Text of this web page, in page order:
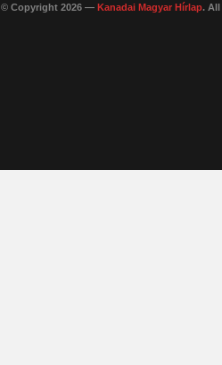
© Copyright 2026 — Kanadai Magyar Hírlap. All